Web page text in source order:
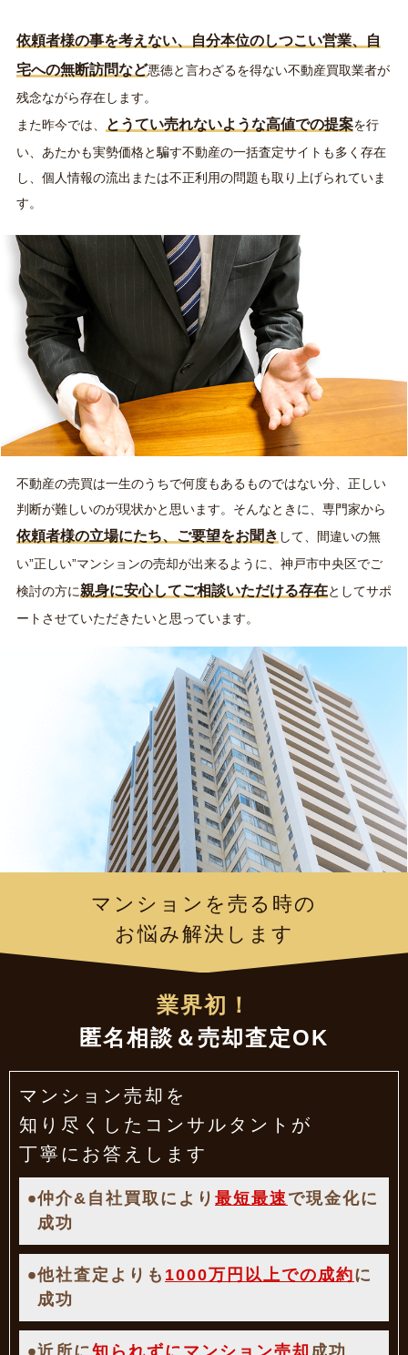
依頼者様の事を考えない、自分本位のしつこい営業、自
宅への無断訪問など悪徳と言わざるを得ない不動産買取業者が
残念ながら存在します。
また昨今では、
とうてい売れないような高値での提案を行
い、あたかも実勢価格と騙す不動産の一括査定サイトも多く存在
し、個人情報の流出または不正利用の問題も取り上げられていま
す。
不動産の売買は一生のうちで何度もあるものではない分、正しい
判断が難しいのが現状かと思います。そんなときに、専門家から
依頼者様の立場にたち、ご要望をお聞き して、間違いの無
い”正しい”マンションの売却が出来るように、神戸市中央区でご
検討の方に親身に安心してご相談いただける存在としてサポ
ートさせていただきたいと思っています。
マンションを売る時の
お悩み解決します
業界初！
匿名相談＆売却査定OK
マンション売却を
知り尽くした コンサルタントが
丁寧にお答えします
仲介&自社買取により 最短最速で現金化に
成功
他社査定よりも 1000万円以上での成約に
成功